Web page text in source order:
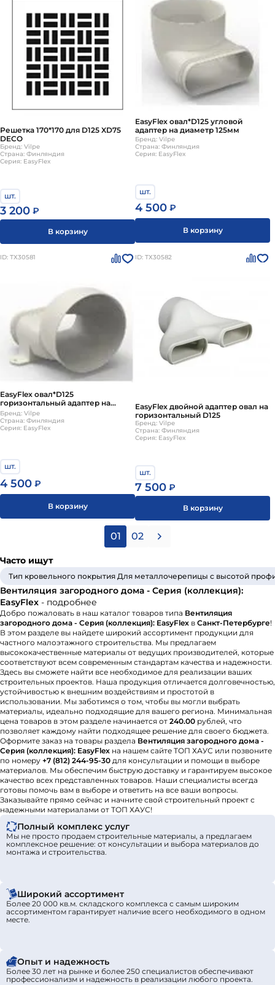
Решетка 170*170 для D125 XD75
DECO
Бренд: Vilpe
Страна: Финляндия
Серия: EasyFlex
шт.
3 200 ₽
В корзину
EasyFlex овал*D125 угловой
адаптер на диаметр 125мм
Бренд: Vilpe
Страна: Финляндия
Серия: EasyFlex
шт.
4 500 ₽
В корзину
ID: ТХ30581
EasyFlex овал*D125
горизонтальный адаптер на
диаметр 125мм
Бренд: Vilpe
Страна: Финляндия
Серия: EasyFlex
шт.
4 500 ₽
В корзину
ID: ТХ30582
EasyFlex двойной адаптер овал на
горизонтальный D125
Бренд: Vilpe
Страна: Финляндия
Серия: EasyFlex
шт.
7 500 ₽
В корзину
01 02
Часто ищут
Тип кровельного покрытия Для металлочерепицы с высотой
Вентиляция загородного дома - Серия (коллекция):
EasyFlex - подробнее
Добро пожаловать в наш каталог товаров типа Вентиляция
загородного дома - Серия (коллекция): EasyFlex в Санкт-Петербурге!
В этом разделе вы найдете широкий ассортимент продукции для
частного малоэтажного строительства. Мы предлагаем
высококачественные материалы от ведущих производителей, которые
соответствуют всем современным стандартам качества и надежности.
Здесь вы сможете найти все необходимое для реализации ваших
строительных проектов. Наша продукция отличается долговечностью,
устойчивостью к внешним воздействиям и простотой в
использовании. Мы заботимся о том, чтобы вы могли выбрать
материалы, идеально подходящие для вашего региона. Минимальная
цена товаров в этом разделе начинается от 240.00 рублей, что
позволяет каждому найти подходящее решение для своего бюджета.
Оформите заказ на товары раздела Вентиляция загородного дома -
Серия (коллекция): EasyFlex на нашем сайте ТОП ХАУС или позвоните
по номеру +7 (812) 244-95-30 для консультации и помощи в выборе
материалов. Мы обеспечим быструю доставку и гарантируем высокое
качество всех представленных товаров. Наши специалисты всегда
готовы помочь вам в выборе и ответить на все ваши вопросы.
Заказывайте прямо сейчас и начните свой строительный проект с
надежными материалами от ТОП ХАУС!
Полный комплекс услуг
Мы не просто продаем строительные материалы, а предлагаем
комплексное решение: от консультации и выбора материалов до
монтажа и строительства.
Широкий ассортимент
Более 20 000 кв.м. складского комплекса с самым широким
ассортиментом гарантирует наличие всего необходимого в одном
месте.
Опыт и надежность
Более 30 лет на рынке и более 250 специалистов обеспечивают
профессионализм и надежность в реализации любого проекта.